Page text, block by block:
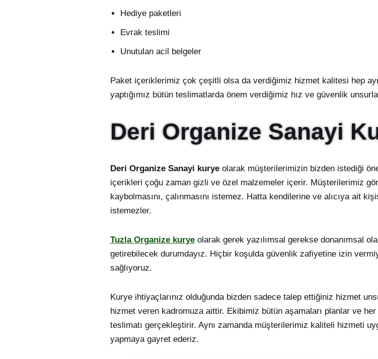
Hediye paketleri
Evrak teslimi
Unutulan acil belgeler
Paket içeriklerimiz çok çeşitli olsa da verdiğimiz hizmet kalitesi hep
yaptığımız bütün teslimatlarda önem verdiğimiz hız ve güvenlik
Deri Organize Sanayi
Deri Organize Sanayi kuryeolarak müşterilerimizin bizden istediği
içerikleri çoğu zaman gizli ve özel malzemeler içerir. Müşterilerimiz
kaybolmasını, çalınmasını istemez. Hatta kendilerine ve alıcıya ait
istemezler.
Tuzla Organize kuryeolarak gerek yazılımsal gerekse donanımsal
getirebilecek durumdayız. Hiçbir koşulda güvenlik zafiyetine izin
sağlıyoruz.
Kurye ihtiyaçlarınız olduğunda bizden sadece talep ettiğiniz hizmet
hizmet veren kadromuza aittir. Ekibimiz bütün aşamaları planlar ve
teslimatı gerçekleştirir. Aynı zamanda müşterilerimiz kaliteli hizmeti
yapmaya gayret ederiz.